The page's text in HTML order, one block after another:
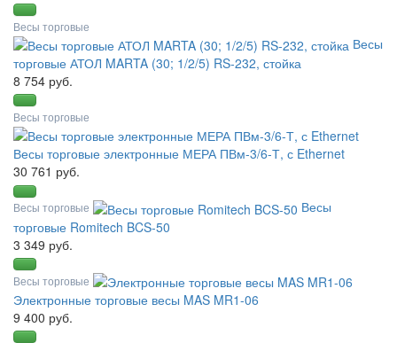
Весы торговые
Весы
торговые АТОЛ MARTA (30; 1/2/5) RS-232, стойка
8 754 руб.
Весы торговые
Весы торговые электронные МЕРА ПВм-3/6-Т, с Ethernet
30 761 руб.
Весы торговые
Весы
торговые Romitech BCS-50
3 349 руб.
Весы торговые
Электронные торговые весы MAS MR1-06
9 400 руб.